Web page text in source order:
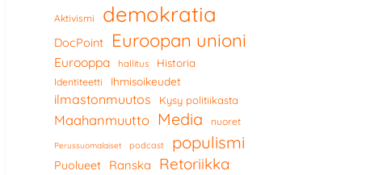
Aktivismi demokratia
DocPoint Euroopan unioni
Eurooppa hallitus Historia
Identiteetti Ihmisoikeudet
ilmastonmuutos Kysy politiikasta
Maahanmuutto Media nuoret
Perussuomalaiset podcast populismi
Puolueet Ranska Retoriikka